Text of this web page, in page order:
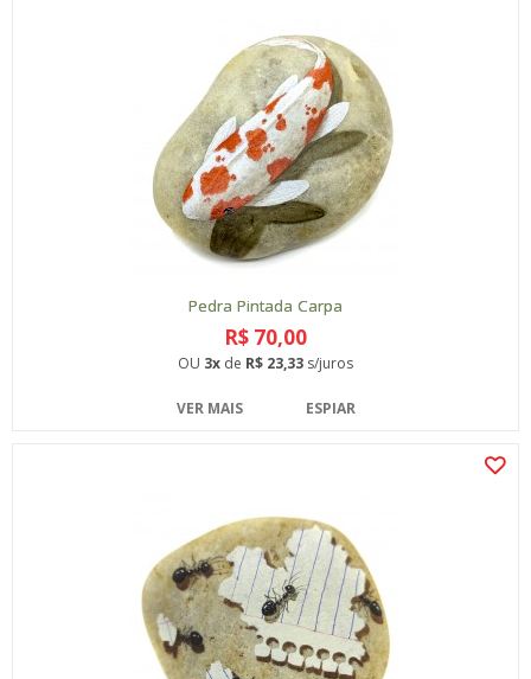
Pedra Pintada Carpa
R$ 70,00
OU 3x de R$ 23,33 s/juros
VER MAIS ESPIAR